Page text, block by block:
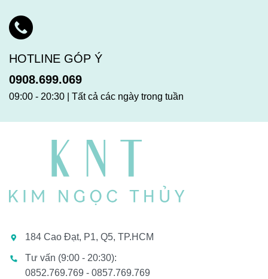
HOTLINE GÓP Ý
0908.699.069
09:00 - 20:30 | Tất cả các ngày trong tuần
184 Cao Đạt, P1, Q5, TP.HCM
Tư vấn (9:00 - 20:30):
0852.769.769 - 0857.769.769